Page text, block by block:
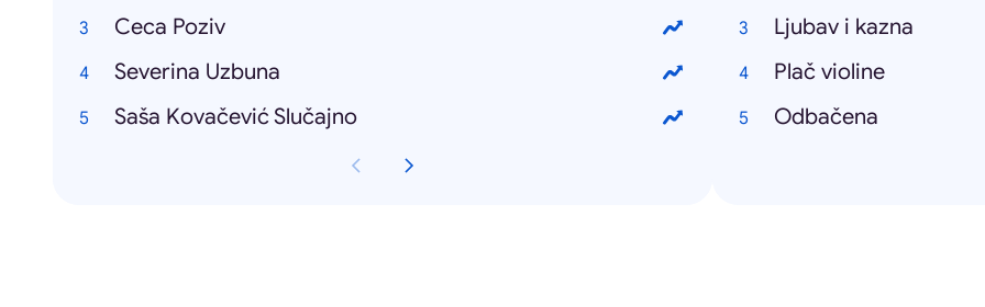
Ceca Poziv
Severina Uzbuna
Saša Kovačević Slučajno
Ljubav i kazna
Plač violine
Odbačena